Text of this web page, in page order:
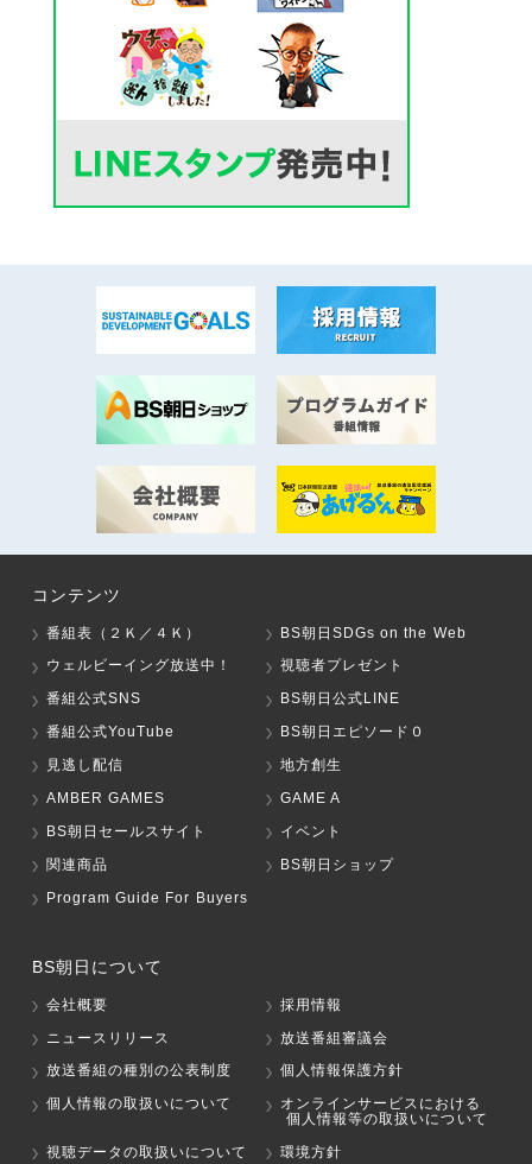
コンテンツ
番組表（２Ｋ／４Ｋ）
BS朝日SDGs on the Web
ウェルビーイング放送中！
視聴者プレゼント
番組公式SNS
BS朝日公式LINE
番組公式YouTube
BS朝日エピソード０
見逃し配信
地方創生
AMBER GAMES
GAME A
BS朝日セールスサイト
イベント
関連商品
BS朝日ショップ
Program Guide For Buyers
BS朝日について
会社概要
採用情報
ニュースリリース
放送番組審議会
放送番組の種別の公表制度
個人情報保護方針
個人情報の取扱いについて
オンラインサービスにおける
個人情報等の取扱いについて
視聴データの取扱いについて
環境方針